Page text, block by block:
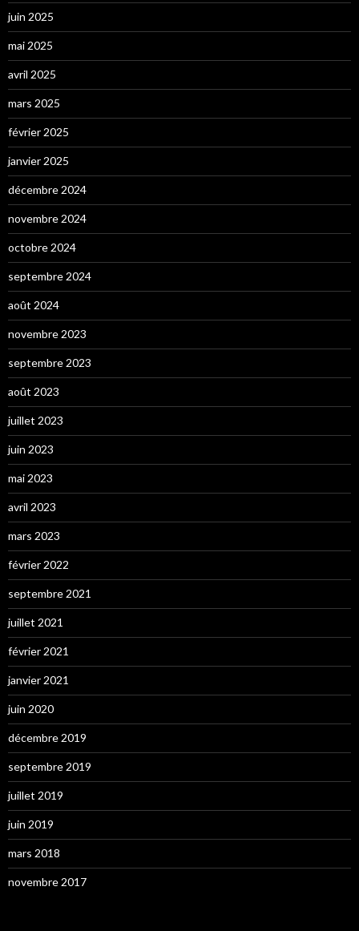
juin 2025
mai 2025
avril 2025
mars 2025
février 2025
janvier 2025
décembre 2024
novembre 2024
octobre 2024
septembre 2024
août 2024
novembre 2023
septembre 2023
août 2023
juillet 2023
juin 2023
mai 2023
avril 2023
mars 2023
février 2022
septembre 2021
juillet 2021
février 2021
janvier 2021
juin 2020
décembre 2019
septembre 2019
juillet 2019
juin 2019
mars 2018
novembre 2017